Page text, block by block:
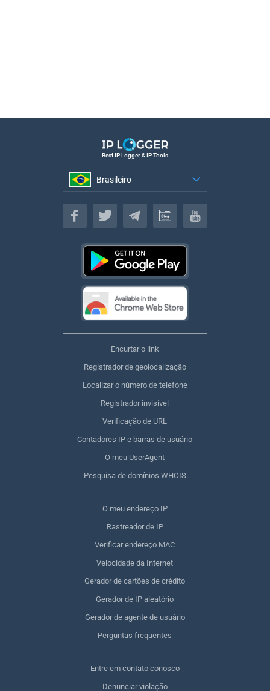
Best IP Logger & IP Tools
Brasileiro
Brasileiro
Encurtar o link
Registrador de geolocalização
Localizar o número de telefone
Registrador invisível
Verificação de URL
Contadores IP e barras de usuário
O meu UserAgent
Pesquisa de domínios WHOIS
O meu endereço IP
Rastreador de IP
Verificar endereço MAC
Velocidade da Internet
Gerador de cartões de crédito
Gerador de IP aleatório
Gerador de agente de usuário
Perguntas frequentes
Entre em contato conosco
Denunciar violação